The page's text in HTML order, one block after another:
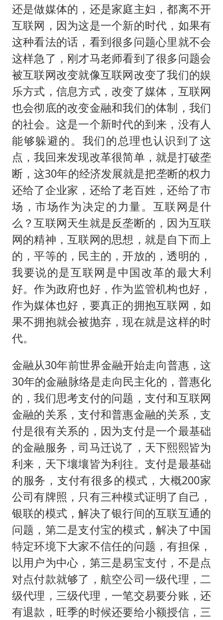
还是做媒体的，还是家庭主妇，都离不开
互联网，因为这是一个新的时代，如果有
这种看法的话，看到很多问题心里就不会
这样急了，刚才马老师看到了很多问题会
被互联网改变就像互联网改变了我们的娱
乐方式，信息方式，改变了媒体，互联网
也会彻底的改变金融和我们的体制，我们
的社会。这是一个新时代的到来，没有人
能够躲避的。我们的总理也认识到了这
点，我回来发现改革很简单，就是打破垄
断，这30年的经济发展就是把垄断的权力
还给了企业家，还给了老百姓，还给了市
场，市场作为决定的力量。互联网是什
么？互联网天生就是反垄断的，因为互联
网的精神，互联网的思想，就是自下而上
的，平等的，民主的，开放的，透明的，
我要说的是互联网是中国改革的最大利
好。作为政府也好，作为监管机构也好，
作为媒体也好，要真正的拥抱互联网，如
果不拥抱就会被抛弃，现在就是这样的时
代。
金融从30年前世界金融开始走向普惠，这
30年的金融脉络是走向民主化的，普惠化
的，我们思考支付的问题，支付和互联网
金融的关系，支付和普惠金融的关系，支
付是很有关系的，因为支付是一个最基础
的金融服务，司马迁说了，天下熙熙皆为
利来，天下壤壤皆为利往。支付是最基础
的服务，支付有很多的模式，大概200家
公司有牌照，只有三种模式证明了自己，
银联的模式，解决了银行间的互联互通的
问题，第二是支付宝的模式，解决了中国
特定环境下大家不信任的问题，有担保，
以用户为中心，第三是易宝支付，不是点
对点付款就够了，航空公司一级代理，二
级代理，三级代理，一笔交易要分账，还
有退款，旺季的时候还要给小额授信，三